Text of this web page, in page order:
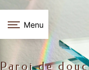
Panneau de gestion
Menu
Paroi de